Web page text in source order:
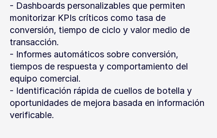
- Dashboards personalizables que permiten
monitorizar KPIs críticos como tasa de
conversión, tiempo de ciclo y valor medio de
transacción.
- Informes automáticos sobre conversión,
tiempos de respuesta y comportamiento del
equipo comercial.
- Identificación rápida de cuellos de botella y
oportunidades de mejora basada en información
verificable.